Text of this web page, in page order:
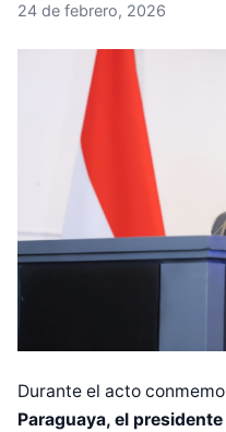
24 de febrero, 2026
Durante el acto
Paraguaya, el